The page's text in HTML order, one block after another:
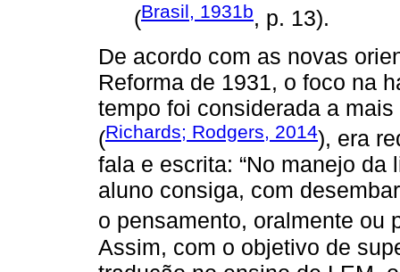
(Brasil, 1931b, p. 13).
De acordo com as novas
Reforma de 1931, o foco na
tempo foi considerada a
(Richards; Rodgers, 2014), era
fala e escrita: “No manejo
aluno consiga, com
o pensamento, oralmente ou
Assim, com o objetivo de